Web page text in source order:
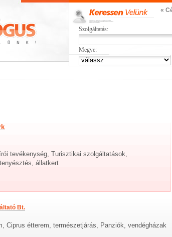
«
Szolgáltatás:
Megye:
tevékenység, Turisztikai szolgáltatások,
állatkert
Bt.
Ciprus étterem, természetjárás, Panziók, vendégházak